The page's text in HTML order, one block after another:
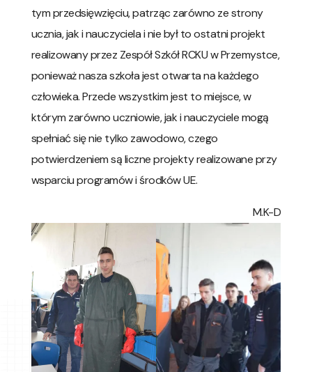
tym przedsięwzięciu, patrząc zarówno ze strony
ucznia, jak i nauczyciela i nie był to ostatni projekt
realizowany przez Zespół Szkół RCKU w Przemystce,
ponieważ nasza szkoła jest otwarta na każdego
człowieka. Przede wszystkim jest to miejsce, w
którym zarówno uczniowie, jak i nauczyciele mogą
spełniać się nie tylko zawodowo, czego
potwierdzeniem są liczne projekty realizowane przy
wsparciu programów i środków UE.
M.K-D